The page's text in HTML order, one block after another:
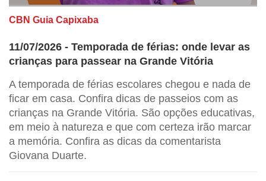
CBN Guia Capixaba
11/07/2026 - Temporada de férias: onde levar as
crianças para passear na Grande Vitória
A temporada de férias escolares chegou e nada de
ficar em casa. Confira dicas de passeios com as
crianças na Grande Vitória. São opções educativas,
em meio à natureza e que com certeza irão marcar
a memória. Confira as dicas da comentarista
Giovana Duarte.